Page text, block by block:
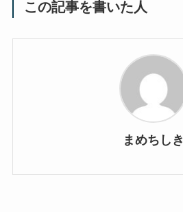
この記事を書いた人
まめちしき